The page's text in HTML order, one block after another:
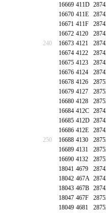
16669 411D
16670 411E
16671 411F
16672 4120
240
16673 4121
16674 4122
16675 4123
16676 4124
16678 4126
16679 4127
16680 4128
16684 412C
16685 412D
16686 412E
250
16688 4130
16689 4131
16690 4132
18041 4679
18042 467A
18043 467B
18047 467F
18049 4681